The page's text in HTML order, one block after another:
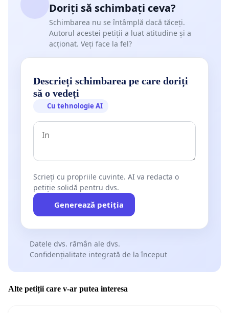
Doriți să schimbați ceva?
Schimbarea nu se întâmplă dacă tăceți.
Autorul acestei petiții a luat atitudine și a
acționat. Veți face la fel?
Descrieți schimbarea pe care doriți
să o vedeți
Cu tehnologie AI
Scrieți cu propriile cuvinte. AI va redacta o
petiție solidă pentru dvs.
Generează petiția
Datele dvs. rămân ale dvs.
Confidențialitate integrată de la început
Alte petiții care v-ar putea interesa